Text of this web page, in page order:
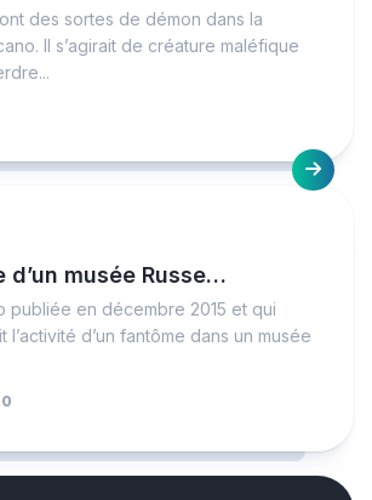
des sortes de démon dans la
Il s’agirait de créature maléfique
d’un musée Russe…
publiée en décembre 2015 et qui
l’activité d’un fantôme dans un musée